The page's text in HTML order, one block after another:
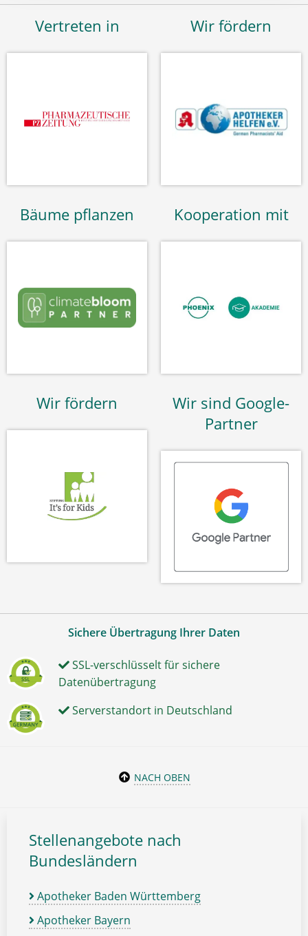
Vertreten in Wir fördern
Bäume pflanzen Kooperation mit
Wir fördern
Wir sind Google-
Partner
Sichere Übertragung Ihrer Daten
SSL-verschlüsselt für sichere
Datenübertragung
Serverstandort in Deutschland
NACH OBEN
Stellenangebote nach
Bundesländern
Apotheker Baden Württemberg
Apotheker Bayern